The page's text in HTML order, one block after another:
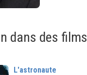
dans des films
L'astronaute